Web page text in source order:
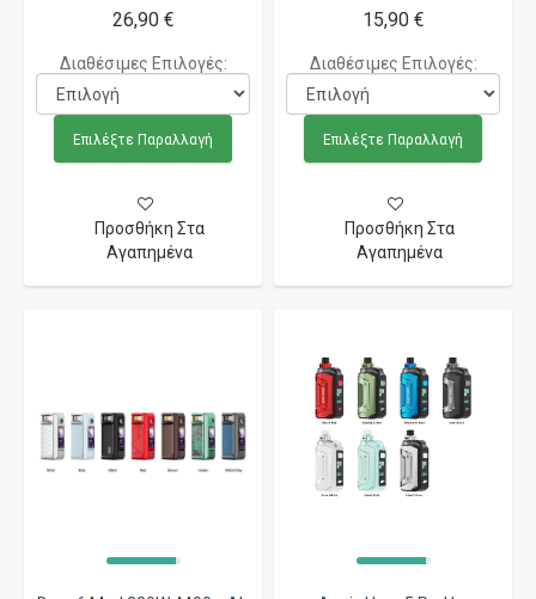
26,90 €
Διαθέσιμες Επιλογές:
Επιλέξτε Παραλλαγή
Προσθήκη Στα
Αγαπημένα
15,90 €
Διαθέσιμες Επιλογές:
Επιλέξτε Παραλλαγή
Προσθήκη Στα
Αγαπημένα